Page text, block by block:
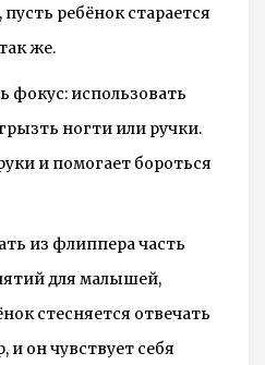
ребёнок старается
же.
фокус: использовать
ногти или ручки.
и помогает бороться
из флиппера часть
для малышей,
стесняется отвечать
он чувствует себя